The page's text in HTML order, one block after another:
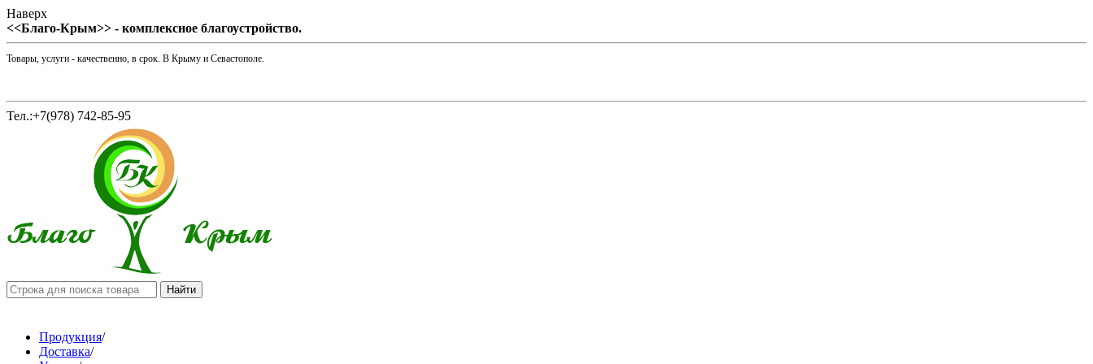
Наверх
<<Благо-Крым>> - комплексное благоустройство.
Товары, услуги - качественно, в срок. В Крыму и Севастополе.
Тел.:+7(978) 742-85-95
Продукция/
Доставка/